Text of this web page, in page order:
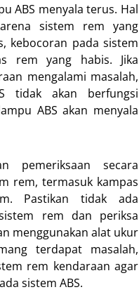
ABS menyala terus. Hal
sistem rem yang
kebocoran pada sistem
rem yang habis. Jika
mengalami masalah,
tidak akan berfungsi
ABS akan menyala
pemeriksaan secara
rem, termasuk kampas
Pastikan tidak ada
rem dan periksa
menggunakan alat ukur
terdapat masalah,
rem kendaraan agar
sistem ABS.